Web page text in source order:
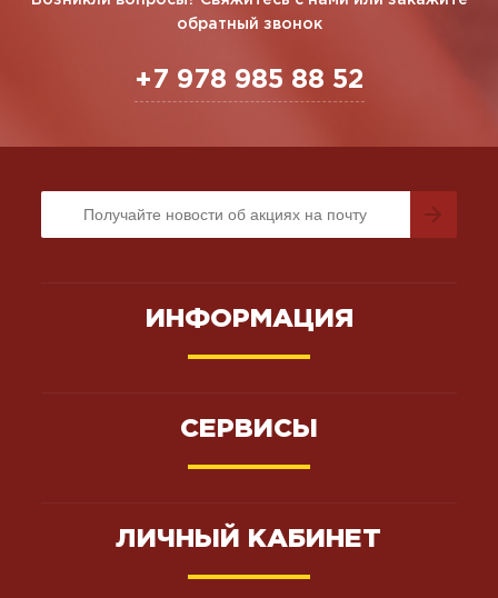
обратный звонок
+7 978 985 88 52
ИНФОРМАЦИЯ
СЕРВИСЫ
ЛИЧНЫЙ КАБИНЕТ